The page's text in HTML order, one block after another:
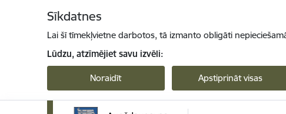
Sīkdatnes
Lai šī tīmekļvietne darbotos, tā izmanto obligāti
Lūdzu, atzīmējiet savu izvēli:
Noraidīt Apstiprināt visas